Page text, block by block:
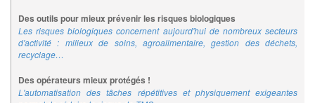
Des outils pour mieux prévenir les risques biologiques
Les risques biologiques concernent aujourd'hui de nombreux secteurs
d'activité : milieux de soins, agroalimentaire, gestion des déchets,
recyclage…
Des opérateurs mieux protégés !
L'automatisation des tâches répétitives et physiquement exigeantes